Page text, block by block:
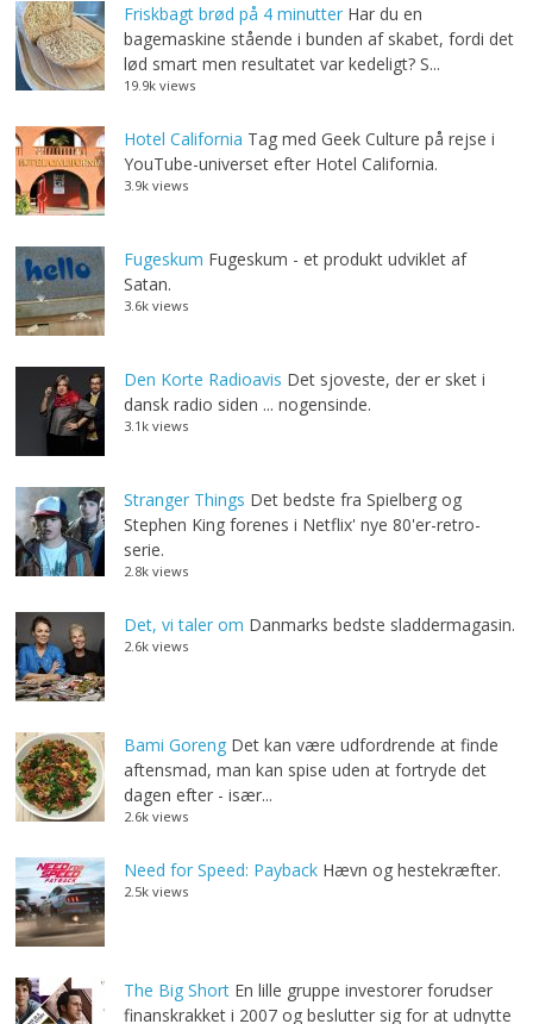
Friskbagt brød på 4 minutter Har du en
bagemaskine stående i bunden af skabet, fordi det
lød smart men resultatet var kedeligt? S...
19.9k views
Hotel California Tag med Geek Culture på rejse i
YouTube-universet efter Hotel California.
3.9k views
Fugeskum Fugeskum - et produkt udviklet af
Satan.
3.6k views
Den Korte Radioavis Det sjoveste, der er sket i
dansk radio siden ... nogensinde.
3.1k views
Stranger Things Det bedste fra Spielberg og
Stephen King forenes i Netflix' nye 80'er-retro-
serie.
2.8k views
Det, vi taler om Danmarks bedste sladdermagasin.
2.6k views
Bami Goreng Det kan være udfordrende at finde
aftensmad, man kan spise uden at fortryde det
dagen efter - især...
2.6k views
Need for Speed: Payback Hævn og hestekræfter.
2.5k views
The Big Short En lille gruppe investorer forudser
finanskrakket i 2007 og beslutter sig for at udnytte